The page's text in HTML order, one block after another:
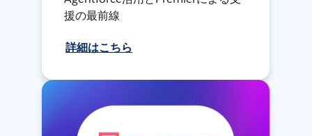
援の最前線
詳細はこちら